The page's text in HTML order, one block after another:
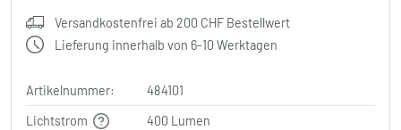
Versandkostenfrei ab 200 CHF Bestellwert
Lieferung innerhalb von 6-10 Werktagen
Artikelnummer:
484101
Lichtstrom
400 Lumen